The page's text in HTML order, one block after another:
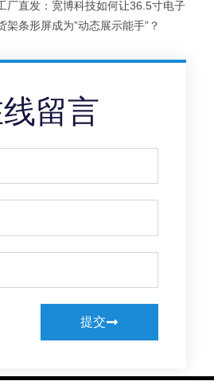
厂直发：宽博科技如何让36.5寸电子
架条形屏成为”动态展示能手”？
留言
提交